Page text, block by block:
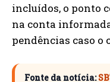
incluídos, o ponto
na conta
pendências caso o
Fonte da notícia: